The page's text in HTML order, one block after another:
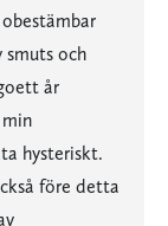
smuts och
år
hysteriskt.
före detta